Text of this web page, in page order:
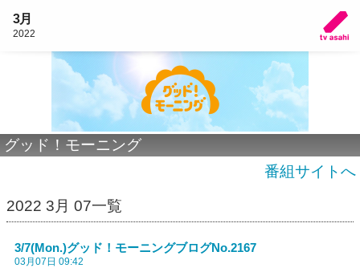
3月
2022
グッド！モーニング
番組サイトへ
2022 3月 07一覧
3/7(Mon.)グッド！モーニングブログNo.2167
03月07日 09:42